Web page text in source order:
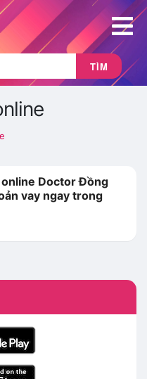
TÌM
Doctor Đồng
vay ngay trong